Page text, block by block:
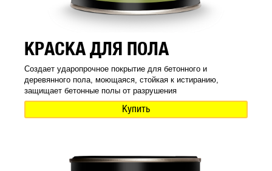
КРАСКА ДЛЯ ПОЛА
Создает ударопрочное покрытие для бетонного и
деревянного пола, моющаяся, стойкая к истиранию,
защищает бетонные полы от разрушения
Купить